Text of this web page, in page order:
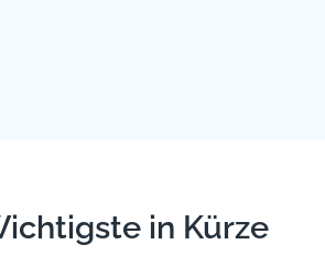
in Kürze